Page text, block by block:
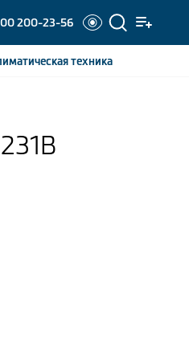
200-23-56
техника